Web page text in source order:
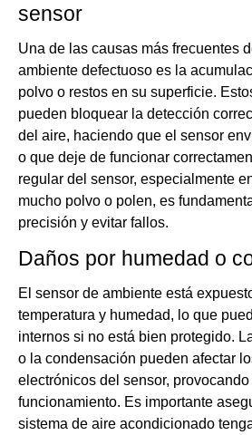
sensor
Una de las causas más frecuentes
ambiente defectuoso es la
polvo o restos en su superficie.
pueden bloquear la detección
del aire, haciendo que el sensor
o que deje de funcionar
regular del sensor, especialmente
mucho polvo o polen, es
precisión y evitar fallos.
Daños por humedad o
El sensor de ambiente está
temperatura y humedad, lo que
internos si no está bien protegido.
o la condensación pueden afectar
electrónicos del sensor,
funcionamiento. Es importante
sistema de aire acondicionado